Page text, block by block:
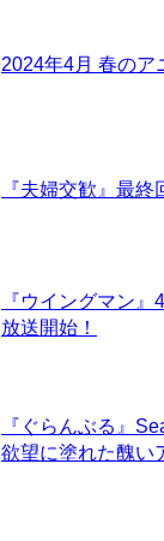
2024年4月 春のア
『夫婦交歓』最
『ウイングマン
放送開始！
『ぐらんぶる』
欲望に塗れた醜い